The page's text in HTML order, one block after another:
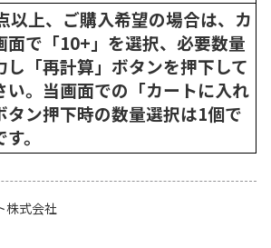
上、ご購入希望の場合は、カ
面で「10+」を選択、必要数量
し「再計算」ボタンを押下して
い。当画面での「カートに入れ
タン押下時の数量選択は1個で
。
株式会社